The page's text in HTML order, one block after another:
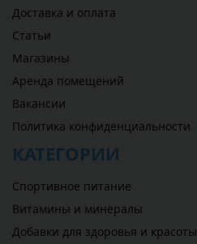
Доставка и оплата
Статьи
Магазины
Аренда помещений
Вакансии
Политика конфиденциальности
КАТЕГОРИИ
Спортивное питание
Витамины и минералы
Добавки для здоровья и красоты